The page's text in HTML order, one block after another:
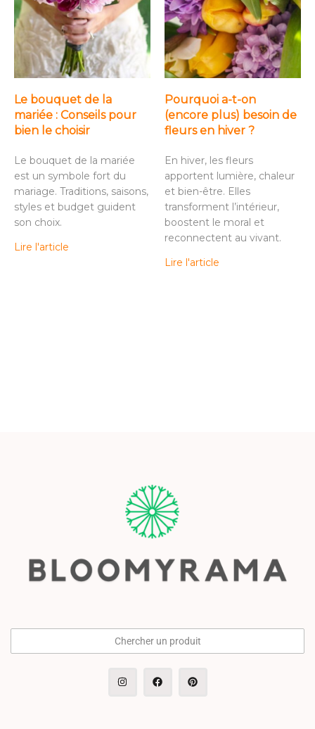
Le bouquet de la
mariée : Conseils pour
bien le choisir
Le bouquet de la mariée
est un symbole fort du
mariage. Traditions, saisons,
styles et budget guident
son choix.
Lire l'article
Pourquoi a-t-on
(encore plus) besoin de
fleurs en hiver ?
En hiver, les fleurs
apportent lumière, chaleur
et bien-être. Elles
transforment l’intérieur,
boostent le moral et
reconnectent au vivant.
Lire l'article
Chercher un produit